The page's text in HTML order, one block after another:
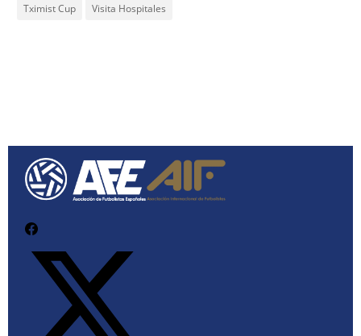
Tximist Cup
Visita Hospitales